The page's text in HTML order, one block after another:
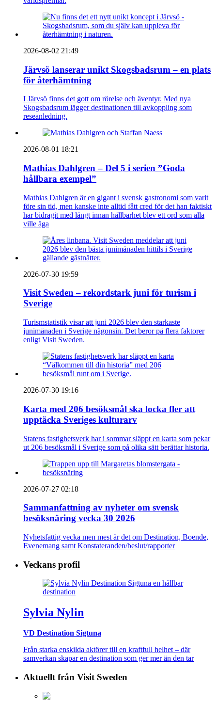
2026-08-02 21:49
Järvsö lanserar unikt Skogsbadsrum – en plats
för återhämtning
I Järvsö finns det gott om rörelse och äventyr. Med nya
Skogsbadsrum lägger destinationen till avkoppling som
reseanledning.
2026-08-01 18:21
Mathias Dahlgren – Del 5 i serien ”Goda
hållbara exempel”
Mathias Dahlgren är en gigant i svensk gastronomi som varit
före sin tid, men kanske inte alltid fått cred för det han faktiskt
har bidragit med långt innan hållbarhet blev ett ord som alla
ville äga
2026-07-30 19:59
Visit Sweden – rekordstark juni för turism i
Sverige
Turismstatistik visar att juni 2026 blev den starkaste
junimånaden i Sverige någonsin. Det beror på flera faktorer
enligt Visit Sweden.
2026-07-30 19:16
Karta med 206 besöksmål ska locka fler att
upptäcka Sveriges kulturarv
Statens fastighetsverk har i sommar släppt en karta som pekar
ut 206 besöksmål i Sverige som på olika sätt berättar historia.
2026-07-27 02:18
Sammanfattning av nyheter om svensk
besöksnäring vecka 30 2026
Nyhetsfattig vecka men mest är det om Destination, Boende,
Evenemang samt Konstateranden/beslut/rapporter
Veckans profil
Sylvia Nylin
VD Destination Sigtuna
Från starka enskilda aktörer till en kraftfull helhet – där
samverkan skapar en destination som ger mer än den tar
Aktuellt från Visit Sweden